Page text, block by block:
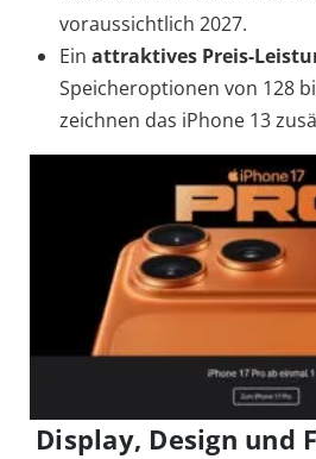
voraussichtlich 2027.
Ein attraktives Preis-
Speicheroptionen von 128
zeichnen das iPhone 13
Display, Design und